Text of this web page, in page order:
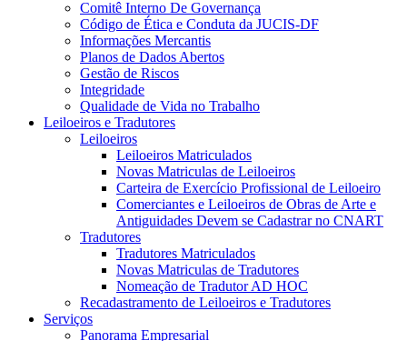
Comitê Interno De Governança
Código de Ética e Conduta da JUCIS-DF
Informações Mercantis
Planos de Dados Abertos
Gestão de Riscos
Integridade
Qualidade de Vida no Trabalho
Leiloeiros e Tradutores
Leiloeiros
Leiloeiros Matriculados
Novas Matriculas de Leiloeiros
Carteira de Exercício Profissional de Leiloeiro
Comerciantes e Leiloeiros de Obras de Arte e
Antiguidades Devem se Cadastrar no CNART
Tradutores
Tradutores Matriculados
Novas Matriculas de Tradutores
Nomeação de Tradutor AD HOC
Recadastramento de Leiloeiros e Tradutores
Serviços
Panorama Empresarial